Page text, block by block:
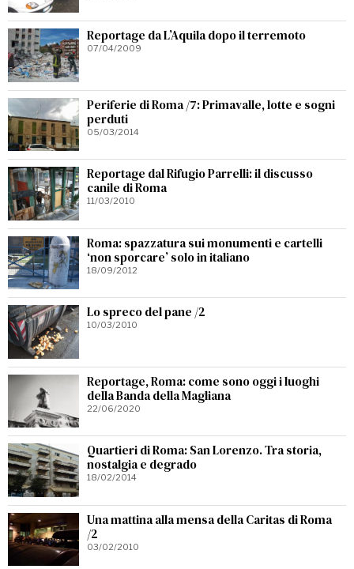
Reportage da L’Aquila dopo il terremoto
07/04/2009
Periferie di Roma /7: Primavalle, lotte e sogni
perduti
05/03/2014
Reportage dal Rifugio Parrelli: il discusso
canile di Roma
11/03/2010
Roma: spazzatura sui monumenti e cartelli
‘non sporcare’ solo in italiano
18/09/2012
Lo spreco del pane /2
10/03/2010
Reportage, Roma: come sono oggi i luoghi
della Banda della Magliana
22/06/2020
Quartieri di Roma: San Lorenzo. Tra storia,
nostalgia e degrado
18/02/2014
Una mattina alla mensa della Caritas di Roma
/2
03/02/2010